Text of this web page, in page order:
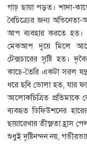
গাঢ় ছায়া পড়ত। শাদা-
বৈচিত্র্যের জন্য
আপ ব্যবহার করতে হত।
মেকআপ দুয়ে মিলে
টেক্সচারের সৃষ্টি হত।
কাচে-তৈরি একটা সরল
ধরে ছবি ভােলা হত, যার
আলােকচিত্রিত
ব্যবহৃত ডিফিউশনের
ছায়ারেখার তীক্ষ্ণতা হ্রাস
শুধুই দৃষ্টিনন্দন নয়,